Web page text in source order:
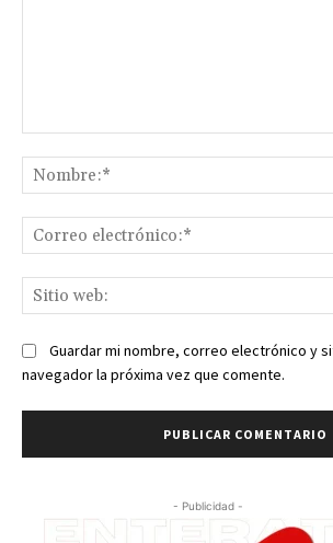
Guardar mi nombre, correo electrónico y
navegador la próxima vez que comente.
- Publicidad -